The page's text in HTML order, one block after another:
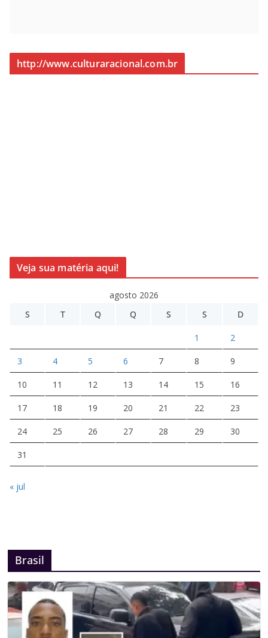
http://www.culturaracional.com.br
Veja sua matéria aqui!
agosto 2026
S
T Q Q S S D
1 2
3 4 5 6 7 8 9
10 11 12 13 14 15 16
17 18 19 20 21 22 23
24 25 26 27 28 29 30
31
« jul
Brasil